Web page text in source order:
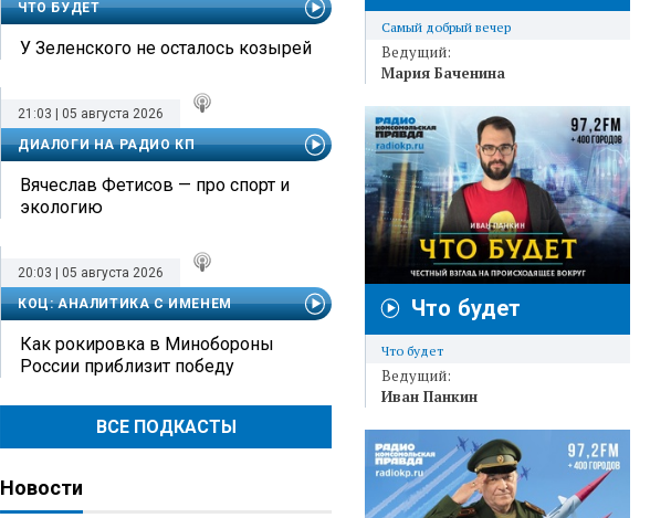
ЧТО БУДЕТ
У Зеленского не осталось козырей
21:03 | 05 августа 2026
ДИАЛОГИ НА РАДИО КП
Вячеслав Фетисов — про спорт и
экологию
20:03 | 05 августа 2026
КОЦ: АНАЛИТИКА С ИМЕНЕМ
Как рокировка в Минобороны
России приблизит победу
ВСЕ ПОДКАСТЫ
Новости
Самый добрый вечер
Ведущий:
Мария Баченина
Что будет
Что будет
Ведущий:
Иван Панкин